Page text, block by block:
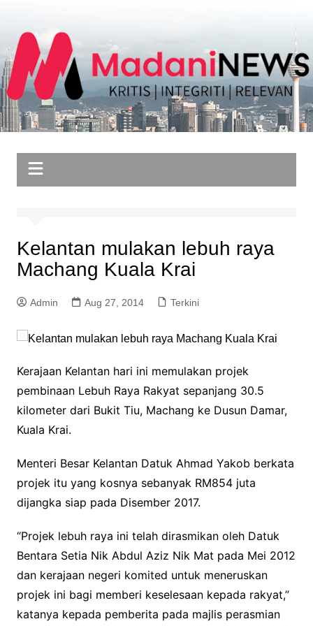
content
Kelantan mulakan lebuh raya
Machang Kuala Krai
Admin Aug 27, 2014 Terkini
Kerajaan Kelantan hari ini memulakan projek
pembinaan Lebuh Raya Rakyat sepanjang 30.5
kilometer dari Bukit Tiu, Machang ke Dusun Damar,
Kuala Krai.
Menteri Besar Kelantan Datuk Ahmad Yakob berkata
projek itu yang kosnya sebanyak RM854 juta
dijangka siap pada Disember 2017.
“Projek lebuh raya ini telah dirasmikan oleh Datuk
Bentara Setia Nik Abdul Aziz Nik Mat pada Mei 2012
dan kerajaan negeri komited untuk meneruskan
projek ini bagi memberi keselesaan kepada rakyat,”
katanya kepada pemberita pada majlis perasmian